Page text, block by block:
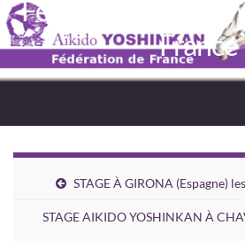
Fédération Aïkido
France
STAGE À GIRONA (Espagne)
STAGE AIKIDO YOSHINKAN À